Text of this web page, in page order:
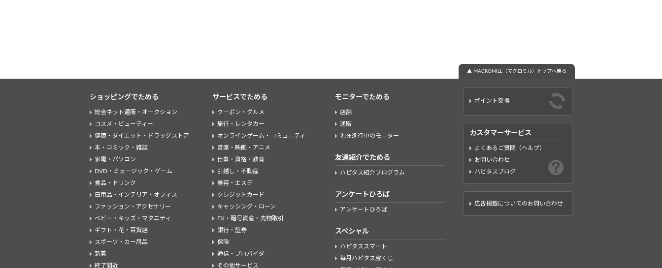
▲ MACROMILL（マクロミル）トップへ戻る
ショッピングでためる
総合ネット通販・オークション
コスメ・ビューティー
健康・ダイエット・ドラッグストア
本・コミック・雑誌
家電・パソコン
DVD・ミュージック・ゲーム
食品・ドリンク
日用品・インテリア・オフィス
ファッション・アクセサリー
ベビー・キッズ・マタニティ
ギフト・花・百貨店
スポーツ・カー用品
新着
終了間近
サービスでためる
クーポン・グルメ
旅行・レンタカー
オンラインゲーム・コミュニティ
音楽・映画・アニメ
仕事・資格・教育
引越し・不動産
美容・エステ
クレジットカード
キャッシング・ローン
FX・暗号資産・先物取引
銀行・証券
保険
通信・プロバイダ
その他サービス
モニターでためる
店舗
通販
現在進行中のモニター
友達紹介でためる
ハピタス紹介プログラム
アンケートひろば
アンケートひろば
スペシャル
ハピタススマート
毎月ハピタス宝くじ
ポイント交換
カスタマーサービス
よくあるご質問（ヘルプ）
お問い合わせ
ハピタスブログ
広告掲載についてのお問い合わせ